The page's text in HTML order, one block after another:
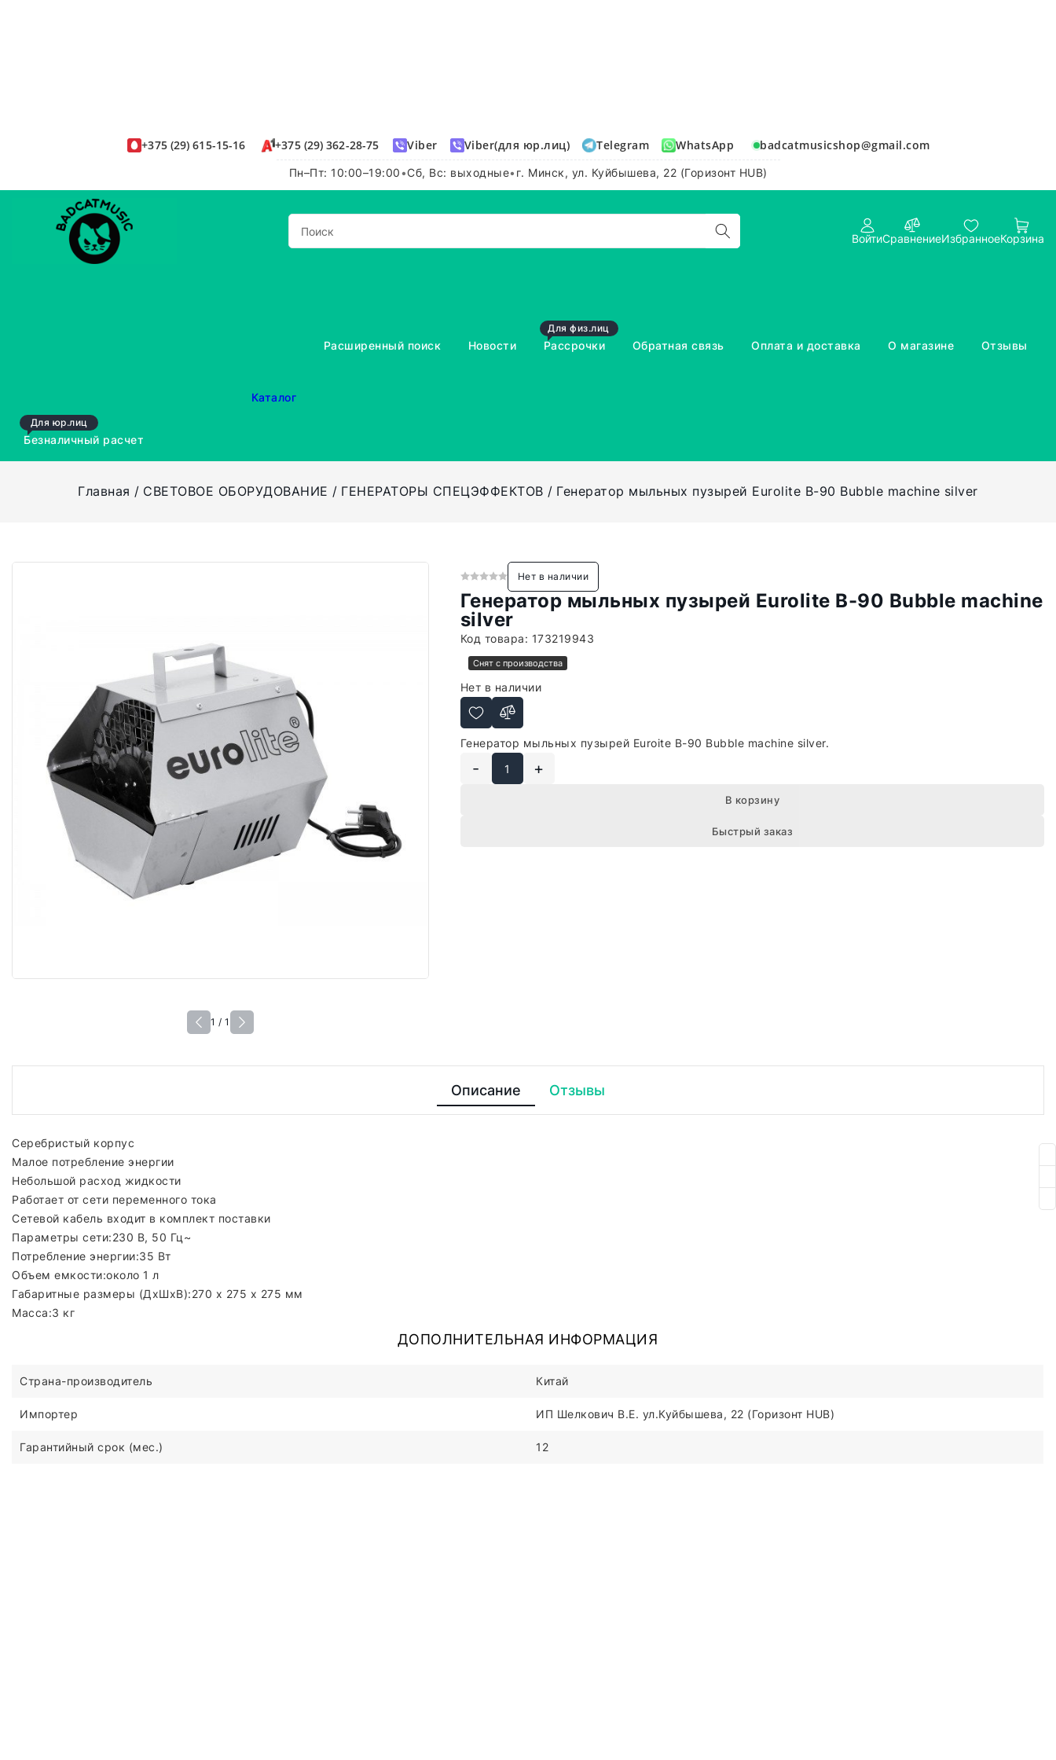
+375 (29) 615-15-16 +375 (29) 362-28-75 Viber Viber(для юр.лиц) Telegram WhatsApp badcatmusicshop@gmail.com
Пн–Пт: 10:00–19:00•Сб, Вс: выходные• г. Минск, ул. Куйбышева, 22 (Горизонт HUB)
ВойтиСравнениеИзбранноеКорзина
Каталог
Расширенный поиск Новости
Для физ.лиц
Рассрочки Обратная связь Оплата и доставка О магазине Отзывы
Для юр.лиц
Безналичный расчет
Главная СВЕТОВОЕ ОБОРУДОВАНИЕ ГЕНЕРАТОРЫ СПЕЦЭФФЕКТОВ Генератор мыльных пузырей Eurolite В-90 Bubble machine silver
1 / 1
Нет в наличии
Генератор мыльных пузырей Eurolite В-90 Bubble machine
silver
Код товара: 173219943
Снят с производства
Нет в наличии
Генератор мыльных пузырей Euroite B-90 Bubble machine silver.
- +
В корзину
Быстрый заказ
Описание Отзывы
Серебристый корпус
Малое потребление энергии
Небольшой расход жидкости
Работает от сети переменного тока
Сетевой кабель входит в комплект поставки
Параметры сети:230 В, 50 Гц~
Потребление энергии:35 Вт
Объем емкости:около 1 л
Габаритные размеры (ДxШxВ):270 x 275 x 275 мм
Масса:3 кг
ДОПОЛНИТЕЛЬНАЯ ИНФОРМАЦИЯ
Страна-производитель Китай
Импортер ИП Шелкович В.Е. ул.Куйбышева, 22 (Горизонт HUB)
Гарантийный срок (мес.) 12